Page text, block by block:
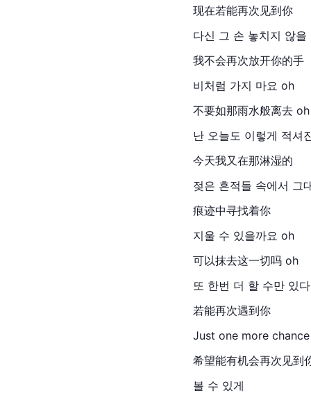
现在若能再次见到你
다신 그 손 놓치지 않을
我不会再次放开你的手
비처럼 가지 마요 oh
不要如那雨水般离去 oh
난 오늘도 이렇게 적셔
今天我又在那淋湿的
젖은 흔적들 속에서 그
痕迹中寻找着你
지울 수 있을까요 oh
可以抹去这一切吗 oh
또 한번 더 할 수만 있
若能再次遇到你
Just one more
希望能有机会再次见到
볼 수 있게